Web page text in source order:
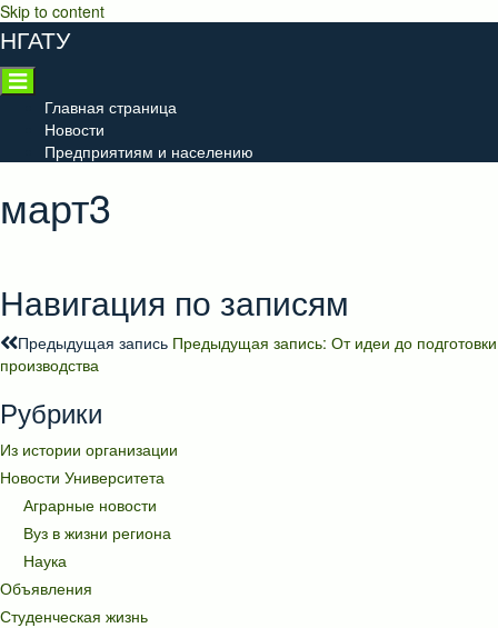
Skip to content
НГАТУ
Главная страница
Новости
Предприятиям и населению
март3
Навигация по записям
Предыдущая запись Предыдущая запись: От идеи до подготовки
производства
Рубрики
Из истории организации
Новости Университета
Аграрные новости
Вуз в жизни региона
Наука
Объявления
Студенческая жизнь